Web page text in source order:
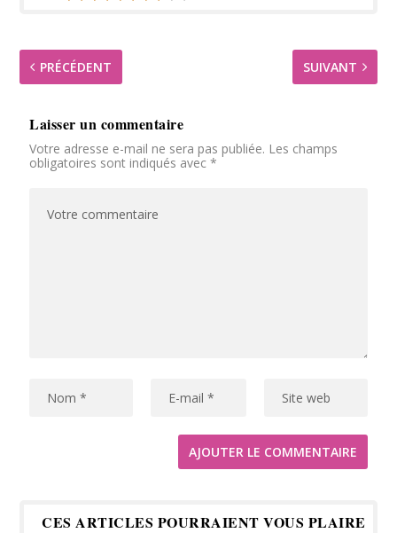
PRÉCÉDENT SUIVANT
CES ARTICLES POURRAIENT VOUS PLAIRE
Laisser un commentaire
Votre adresse e-mail ne sera pas publiée. Les champs
obligatoires sont indiqués avec*